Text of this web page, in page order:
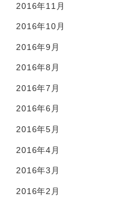
2016年11月
2016年10月
2016年9月
2016年8月
2016年7月
2016年6月
2016年5月
2016年4月
2016年3月
2016年2月